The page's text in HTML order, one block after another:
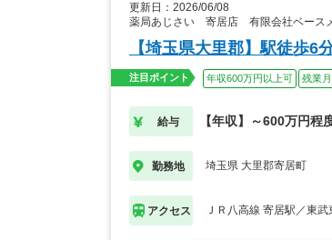
更新日：2026/06/08
薬局あじさい 寄居店 有限会社ベース
【埼玉県大里郡】駅徒歩
注目ポイント 年収600万円以上可 残業
給与 【年収】～600万円程
勤務地 埼玉県 大里郡寄居町
アクセス ＪＲ八高線 寄居駅／東